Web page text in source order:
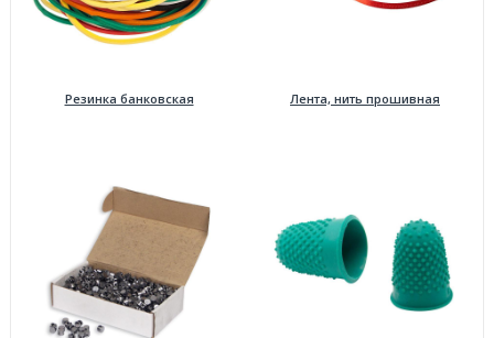
Резинка банковская Лента, нить прошивная